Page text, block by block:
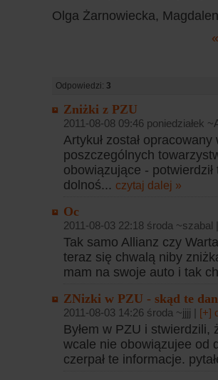
Olga Żarnowiecka,
Odpowiedzi: 3
Zniżki z PZU
2011-08-08 09:46 poniedziałek
Artykuł został
poszczególnych
obowiązujące -
dolnoś... czytaj dalej »
Oc
2011-08-03 22:18 środa ~szabal
Tak samo Allianz czy
teraz się chwalą niby
mam na swoje auto i tak
ZNizki w PZU - skąd te
2011-08-03 14:26 środa ~jjjj | [+]
Byłem w PZU i
wcale nie obowiązujee od
czerpał te informacje.